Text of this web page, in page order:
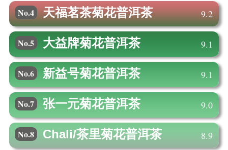
No.4 天福茗茶菊花普洱茶 9.2
No.5 大益牌菊花普洱茶 9.1
No.6 新益号菊花普洱茶 9.1
No.7 张一元菊花普洱茶 9.0
No.8 Chali/茶里菊花普洱茶 8.9